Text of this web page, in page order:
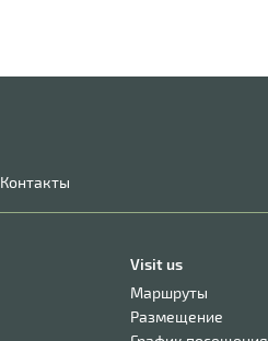
Контакты
Visit us
Маршруты
Размещение